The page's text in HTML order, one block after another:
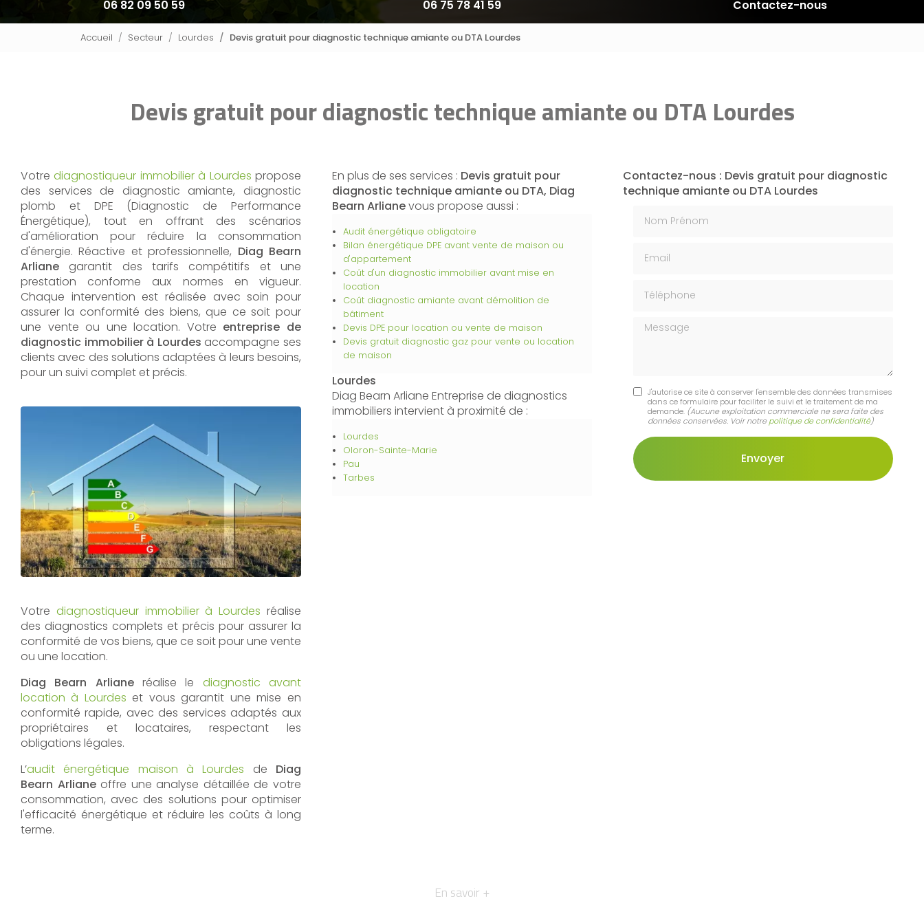
06 82 09 50 59 06 75 78 41 59 Contactez-nous
Accueil Secteur Lourdes Devis gratuit pour diagnostic technique amiante ou DTA Lourdes
Devis gratuit pour diagnostic technique amiante ou DTA Lourdes
Votrediagnostiqueur immobilier à Lourdes propose
des services de diagnostic amiante, diagnostic
plomb et DPE (Diagnostic de Performance
Énergétique), tout en offrant des scénarios
d'amélioration pour réduire la consommation
d'énergie. Réactive et professionnelle, Diag Bearn
Arliane garantit des tarifs compétitifs et une
prestation conforme aux normes en vigueur.
Chaque intervention est réalisée avec soin pour
assurer la conformité des biens, que ce soit pour
une vente ou une location. Votre entreprise de
diagnostic immobilier à Lourdes accompagne ses
clients avec des solutions adaptées à leurs besoins,
pour un suivi complet et précis.
Votre diagnostiqueur immobilier à Lourdes réalise
des diagnostics complets et précis pour assurer la
conformité de vos biens, que ce soit pour une vente
ou une location.
Diag Bearn Arliane réalise le diagnostic avant
location à Lourdes et vous garantit une mise en
conformité rapide, avec des services adaptés aux
propriétaires et locataires, respectant les
obligations légales.
L’audit énergétique maison à Lourdes de Diag
Bearn Arlianeoffre une analyse détaillée de votre
consommation, avec des solutions pour optimiser
l'efficacité énergétique et réduire les coûts à long
terme.
En plus de ses services : Devis gratuit pour
diagnostic technique amiante ou DTA, Diag
Bearn Arlianevous propose aussi :
Audit énergétique obligatoire
Bilan énergétique DPE avant vente de maison ou
d'appartement
Coût d'un diagnostic immobilier avant mise en
location
Coût diagnostic amiante avant démolition de
bâtiment
Devis DPE pour location ou vente de maison
Devis gratuit diagnostic gaz pour vente ou location
de maison
Lourdes
Diag Bearn Arliane Entreprise de diagnostics
immobiliers intervient à proximité de :
Lourdes
Oloron-Sainte-Marie
Pau
Tarbes
Contactez-nous : Devis gratuit pour diagnostic
technique amiante ou DTA Lourdes
Message
J'autorise ce site à conserver l'ensemble des données transmises
dans ce formulaire pour faciliter le suivi et le traitement de ma
demande. (Aucune exploitation commerciale ne sera faite des
données conservées. Voir notre politique de confidentialité)
En savoir +